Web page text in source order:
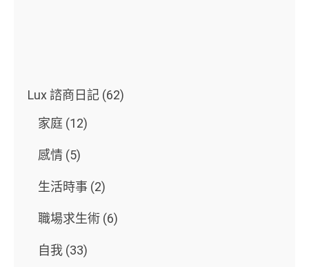
Lux 諮商日記 (62)
家庭 (12)
感情 (5)
生活時事 (2)
職場求生術 (6)
自我 (33)